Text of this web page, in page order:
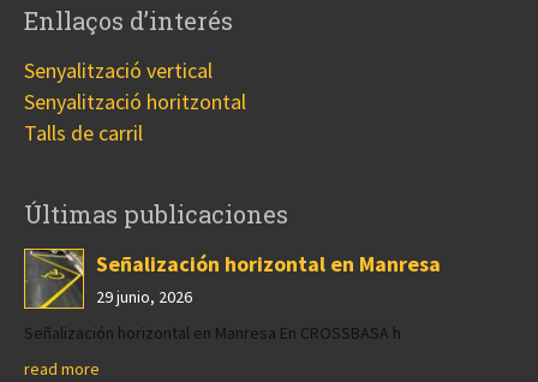
Enllaços d’interés
Senyalització vertical
Senyalització horitzontal
Talls de carril
Últimas publicaciones
Señalización horizontal en Manresa
29 junio, 2026
Señalización horizontal en Manresa En CROSSBASA h
read more